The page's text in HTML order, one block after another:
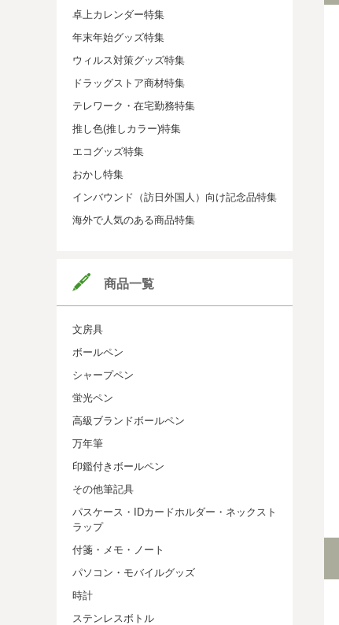
卓上カレンダー特集
年末年始グッズ特集
ウィルス対策グッズ特集
ドラッグストア商材特集
テレワーク・在宅勤務特集
推し色(推しカラー)特集
エコグッズ特集
おかし特集
インバウンド（訪日外国人）向け記念品特集
海外で人気のある商品特集
商品一覧
文房具
ボールペン
シャープペン
蛍光ペン
高級ブランドボールペン
万年筆
印鑑付きボールペン
その他筆記具
パスケース・IDカードホルダー・ネックスト
ラップ
付箋・メモ・ノート
パソコン・モバイルグッズ
時計
ステンレスボトル